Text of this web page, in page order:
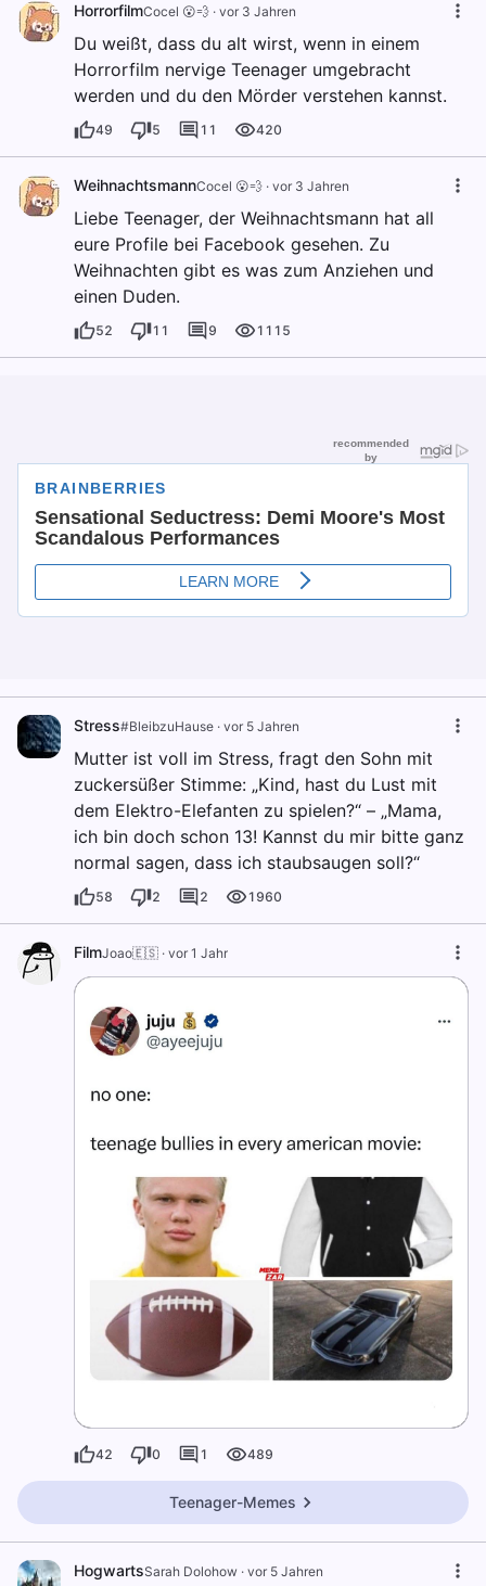
HorrorfilmCocel 😮💨 · vor 3 Jahren
Du weißt, dass du alt wirst, wenn in einem
Horrorfilm nervige Teenager umgebracht
werden und du den Mörder verstehen kannst.
49 5 11 420
WeihnachtsmannCocel 😮💨 · vor 3 Jahren
Liebe Teenager, der Weihnachtsmann hat all
eure Profile bei Facebook gesehen. Zu
Weihnachten gibt es was zum Anziehen und
einen Duden.
52 11 9 1115
Stress#BleibzuHause · vor 5 Jahren
Mutter ist voll im Stress, fragt den Sohn mit
zuckersüßer Stimme: „Kind, hast du Lust mit
dem Elektro-Elefanten zu spielen?“ – „Mama,
ich bin doch schon 13! Kannst du mir bitte ganz
normal sagen, dass ich staubsaugen soll?“
58 2 2 1960
FilmJoao🇪🇸 · vor 1 Jahr
42 0 1 489
Teenager-Memes
HogwartsSarah Dolohow · vor 5 Jahren